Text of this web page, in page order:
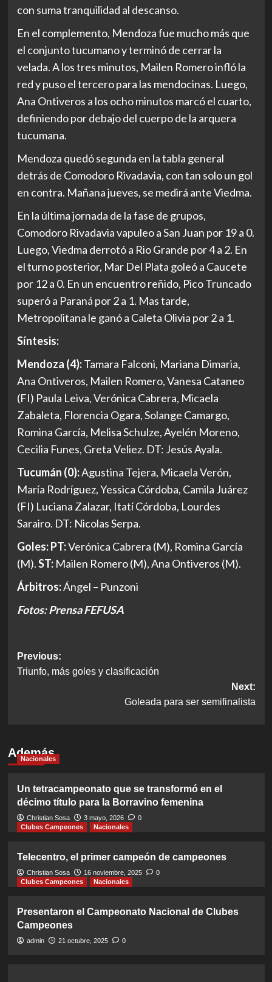
con suma tranquilidad al descanso.
En el complemento, Mendoza fue mucho más que
el conjunto tucumano y terminó de cerrar la
velada. A los tres minutos, Mailen Romero infló la
red y puso el tercero para las mendocinas. Luego,
Ana Ontiveros a los ocho minutos marcó el cuarto,
definiendo por debajo del cuerpo de la arquera
tucumana.
Mendoza quedó segunda en la tabla general
detrás de Comodoro Rivadavia, con tan solo un gol
en contra. Mañana jueves, se medirá ante Viedma.
En la última jornada de la fase de grupos,
Comodoro Rivadavia vapuleo a San Juan por 19 a 0.
Luego, Viedma derrotó a Rio Grande por 4 a 2. En
el turno posterior, Mar Del Plata goleó a Caucete
por 12 a 0. En un encuentro reñido, Pico Truncado
superó a Paraná por 2 a 1. Mas tarde,
Metropolitana le ganó a Caleta Olivia por 2 a 1.
Síntesis:
Mendoza (4):Tamara Falconi, Mariana Dimaria,
Ana Ontiveros, Mailen Romero, Vanesa Cataneo
(FI) Paula Leiva, Verónica Cabrera, Micaela
Zabaleta, Florencia Ogara, Solange Camargo,
Romina García, Melisa Schulze, Ayelén Moreno,
Cecilia Funes, Greta Veliez. DT: Jesús Ayala.
Tucumán (0):Agustina Tejera, Micaela Verón,
María Rodríguez, Yessica Córdoba, Camila Juárez
(FI) Luciana Zalazar, Itatí Córdoba, Lourdes
Sarairo. DT: Nicolas Serpa.
Goles: PT:Verónica Cabrera (M), Romina García
(M).ST:Mailen Romero (M), Ana Ontiveros (M).
Árbitros:Ángel – Punzoni
Fotos: Prensa FEFUSA
Post
navigation
Previous:
Triunfo, más goles y clasificación
Next:
Goleada para ser semifinalista
Además
Nacionales
Un tetracampeonato que se transformó en el
décimo título para la Borravino femenina
Christian Sosa 3 mayo, 2026
0
Clubes Campeones
Nacionales
Telecentro, el primer campeón de campeones
Christian Sosa 16 noviembre, 2025
0
Clubes Campeones
Nacionales
Presentaron el Campeonato Nacional de Clubes
Campeones
admin 21 octubre, 2025 0